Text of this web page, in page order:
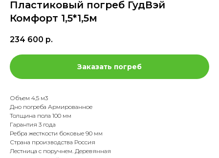
Пластиковый погреб ГудВэй
Комфорт 1,5*1,5м
234 600 р.
Заказать погреб
Объем 4,5 м3
Дно погреба Армированное
Толщина пола 100 мм
Гарантия 3 года
Ребра жесткости боковые 90 мм
Страна производства Россия
Лестница с поручнем. Деревянная